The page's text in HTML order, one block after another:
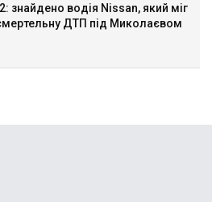
знайдено водія Nissan, який міг
ДТП під Миколаєвом